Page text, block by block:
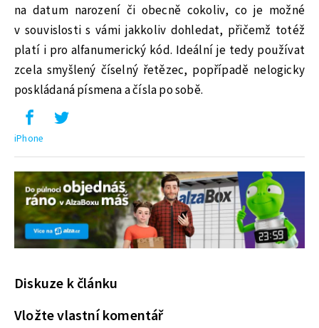
na datum narození či obecně cokoliv, co je možné
v souvislosti s vámi jakkoliv dohledat, přičemž totéž
platí i pro alfanumerický kód. Ideální je tedy používat
zcela smyšlený číselný řetězec, popřípadě nelogicky
poskládaná písmena a čísla po sobě.
iPhone
Diskuze k článku
Vložte vlastní komentář